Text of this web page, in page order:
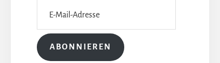
Mail-
Adresse
ABONNIEREN